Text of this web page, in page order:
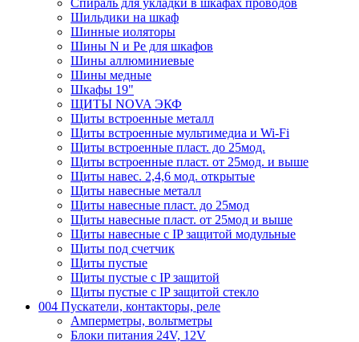
Спираль для укладки в шкафах проводов
Шильдики на шкаф
Шинные иоляторы
Шины N и Pe для шкафов
Шины аллюминиевые
Шины медные
Шкафы 19"
ЩИТЫ NOVA ЭКФ
Щиты встроенные металл
Щиты встроенные мультимедиа и Wi-Fi
Щиты встроенные пласт. до 25мод.
Щиты встроенные пласт. от 25мод. и выше
Щиты навес. 2,4,6 мод. открытые
Щиты навесные металл
Щиты навесные пласт. до 25мод
Щиты навесные пласт. от 25мод и выше
Щиты навесные с IP защитой модульные
Щиты под счетчик
Щиты пустые
Щиты пустые с IP защитой
Щиты пустые с IP защитой стекло
004 Пускатели, контакторы, реле
Амперметры, вольтметры
Блоки питания 24V, 12V